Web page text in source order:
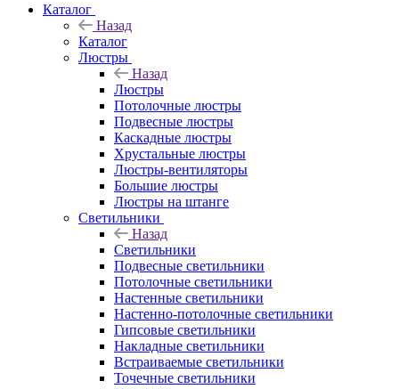
Каталог
Назад
Каталог
Люстры
Назад
Люстры
Потолочные люстры
Подвесные люстры
Каскадные люстры
Хрустальные люстры
Люстры-вентиляторы
Большие люстры
Люстры на штанге
Светильники
Назад
Светильники
Подвесные светильники
Потолочные светильники
Настенные светильники
Настенно-потолочные светильники
Гипсовые светильники
Накладные светильники
Встраиваемые светильники
Точечные светильники